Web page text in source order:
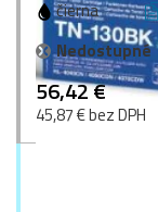
čierna
Nedostupné
56,42 €
45,87 € bez DPH